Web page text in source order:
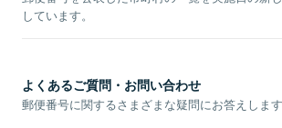
しています。
よくあるご質問・お問い合わせ
郵便番号に関するさまざまな疑問にお答えします